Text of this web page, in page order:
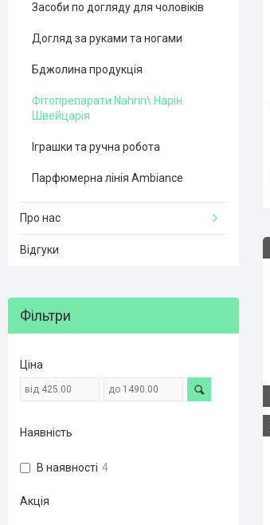
Засоби по догляду для чоловіків
Догляд за руками та ногами
Бджолина продукція
Фітопрепарати Nahrin\ Нарін
Швейцарія
Іграшки та ручна робота
Парфюмерна лінія Ambiance
Про нас
Відгуки
Фільтри
Ціна
Наявність
В наявності 4
Акція